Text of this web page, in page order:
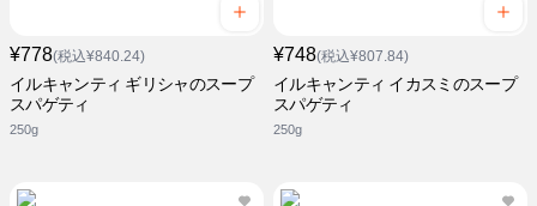
¥778(税込¥840.24)
イルキャンティ ギリシャのスープ
スパゲティ
250g
¥748(税込¥807.84)
イルキャンティ イカスミのスープ
スパゲティ
250g